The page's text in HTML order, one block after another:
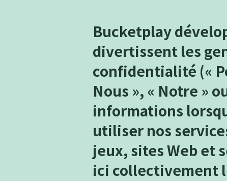
Bucketplay
divertissent les
confidentialité («
Nous », « Notre »
informations
utiliser nos
jeux, sites Web et
ici collectivement